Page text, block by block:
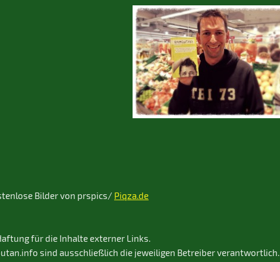
Bilder von prspics/ Piqza.de
für die Inhalte externer Links.
sind ausschließlich die jeweiligen Betreiber verantwortlich.